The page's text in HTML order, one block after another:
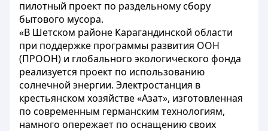
пилотный проект по раздельному сбору
бытового мусора.
«В Шетском районе Карагандинской области
при поддержке программы развития ООН
(ПРООН) и глобального экологического фонда
реализуется проект по использованию
солнечной энергии. Электростанция в
крестьянском хозяйстве «Азат», изготовленная
по современным германским технологиям,
намного опережает по оснащению своих